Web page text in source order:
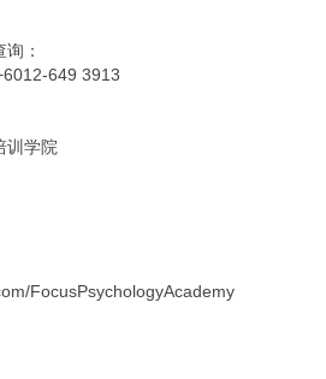
：
649 3913
训学院
FocusPsychologyAcademy